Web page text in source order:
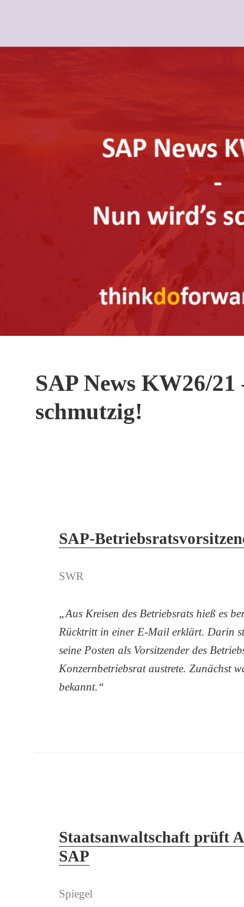
SAP News KW26/
schmutzig!
SAP-
SWR
„Aus Kreisen des Betriebsrats hieß es
Rücktritt in einer E-Mail erklärt. Darin
seine Posten als Vorsitzender des
Konzernbetriebsrat austrete. Zunächst
bekannt.“
Staatsanwaltschaft prüft
SAP
Spiegel